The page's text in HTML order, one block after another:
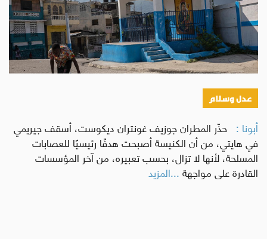
عدل وسلام
أبونا : حذّر المطران جوزيف غونتران ديكوست، أسقف جيريمي
في هايتي، من أن الكنيسة أصبحت هدفًا رئيسيًا للعصابات
المسلحة، لأنها لا تزال، بحسب تعبيره، من آخر المؤسسات
القادرة على مواجهة...المزيد